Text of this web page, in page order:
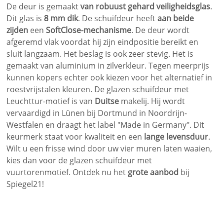
De deur is gemaaktvan robuust gehard veiligheidsglas.
Dit glas is 8 mm dik. De schuifdeur heeftaan beide
zijden een SoftClose-mechanisme. De deur wordt
afgeremd vlak voordat hij zijn eindpositie bereikt en
sluit langzaam. Het beslag is ook zeer stevig. Het is
gemaakt van aluminium in zilverkleur. Tegen meerprijs
kunnen kopers echter ook kiezen voor het alternatief in
roestvrijstalen kleuren. De glazen schuifdeur met
Leuchttur-motief is van Duitse makelij. Hij wordt
vervaardigd in Lünen bij Dortmund in Noordrijn-
Westfalen en draagt het label "Made in Germany". Dit
keurmerk staat voor kwaliteit en een lange levensduur.
Wilt u een frisse wind door uw vier muren laten waaien,
kies dan voor de glazen schuifdeur met
vuurtorenmotief. Ontdek nu het grote aanbod bij
Spiegel21!
hebt